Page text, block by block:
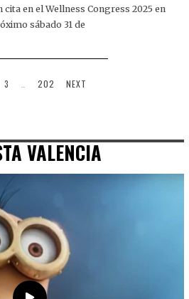
cita en el Wellness Congress 2025 en
sábado 31 de
3 202 NEXT
VALENCIA